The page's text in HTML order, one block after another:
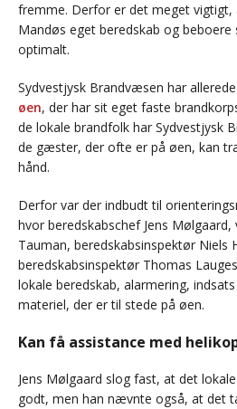
fremme. Derfor er det meget
Mandøs eget beredskab og
optimalt.
Sydvestjysk Brandvæsen har allerede
øen, der har sit eget faste
de lokale brandfolk har Sydvestjysk
de gæster, der ofte er på øen, kan
hånd.
Derfor var der indbudt til
hvor beredskabschef Jens
Tauman, beredskabsinspektør Niels
beredskabsinspektør Thomas
lokale beredskab, alarmering,
materiel, der er til stede på øen.
Kan få assistance med
Jens Mølgaard slog fast, at det
godt, men han nævnte også, at det